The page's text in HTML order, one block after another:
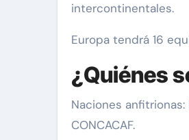
intercontinentales.
Europa tendrá 16
¿Quiénes
Naciones
CONCACAF.